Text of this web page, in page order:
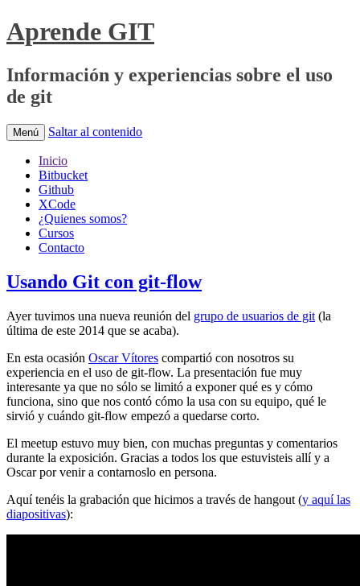
Aprende GIT
Información y experiencias sobre el uso
de git
Menú Saltar al contenido
Inicio
Bitbucket
Github
XCode
¿Quienes somos?
Cursos
Contacto
Usando Git con git-flow
Ayer tuvimos una nueva reunión del grupo de usuarios de git (la
última de este 2014 que se acaba).
En esta ocasión Oscar Vítores compartió con nosotros su
experiencia en el uso de git-flow. La presentación fue muy
interesante ya que no sólo se limitó a exponer qué es y cómo
funciona, sino que nos contó cómo la usa con su equipo, qué le
sirvió y cuándo git-flow empezó a quedarse corto.
El meetup estuvo muy bien, con muchas preguntas y comentarios
durante la exposición. Gracias a todos los que estuvisteis allí y a
Oscar por venir a contarnoslo en persona.
Aquí tenéis la grabación que hicimos a través de hangout (y aquí las
diapositivas):